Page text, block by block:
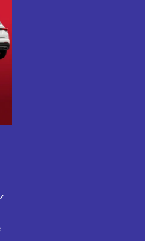
LOLLABR
lateral LollaBR e a
a exclusividade,
o teto bicolor e as
em preto brilhante